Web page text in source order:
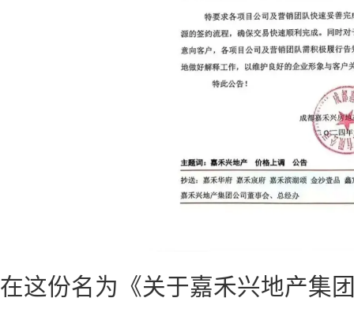
在这份名为《关于嘉禾兴地产集